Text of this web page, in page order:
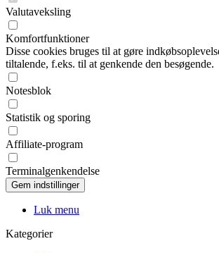
Valutaveksling
Komfortfunktioner
Disse cookies bruges til at gøre
tiltalende, f.eks. til at genkende den besøgende.
Notesblok
Statistik og sporing
Affiliate-program
Terminalgenkendelse
Luk menu
Kategorier